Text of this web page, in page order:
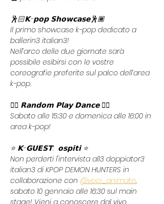
🕺🏻𝗞-𝗽𝗼𝗽 𝗦𝗵𝗼𝘄𝗰𝗮𝘀𝗲🕺🏾
Il primo showcase k-pop dedicato a
ballerin3 italian3!
Nell’arco delle due giornate sarà
possibile esibirsi con le vostre
coreografie preferite sul palco dell’area
k-pop.
👯‍♀️ 𝗥𝗮𝗻𝗱𝗼𝗺 𝗣𝗹𝗮𝘆 𝗗𝗮𝗻𝗰𝗲 👯‍♀️
Sabato alle 15:30 e domenica alle 16:00 in
area k-pop!
⭐ 𝗞-𝗚𝗨𝗘𝗦𝗧:  𝗼𝘀𝗽𝗶𝘁𝗶 ⭐
Non perderti l'intervista all3 doppiator3
italian3 di KPOP DEMON HUNTERS in
collaborazione con @voci_animate,
sabato 10 gennaio alle 16:30 sul main
stage! Vieni a conoscere dal vivo